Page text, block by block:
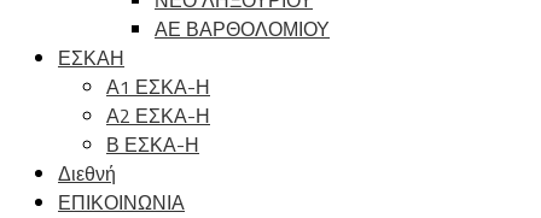
ΑΕ ΒΑΡΘΟΛΟΜΙΟΥ
ΕΣΚΑΗ
Α1 ΕΣΚΑ-Η
Α2 ΕΣΚΑ-Η
Β ΕΣΚΑ-Η
Διεθνή
ΕΠΙΚΟΙΝΩΝΙΑ